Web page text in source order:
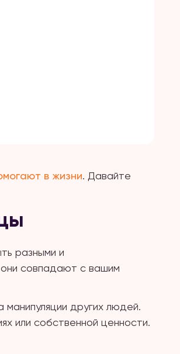
в жизни. Давайте
разными и
они совпадают с вашим
других людей.
или собственной ценности.